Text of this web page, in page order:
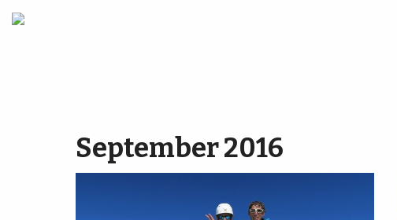
September 2016